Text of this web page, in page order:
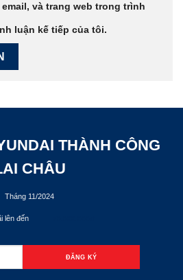
và trang web trong trình
luận kế tiếp của tôi.
THÀNH CÔNG
CHÂU
Tháng 11/2024
lên đến